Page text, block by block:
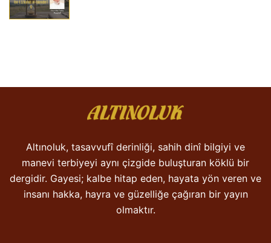
Altınoluk, tasavvufî derinliği, sahih dinî bilgiyi ve
manevi terbiyeyi aynı çizgide buluşturan köklü bir
dergidir. Gayesi; kalbe hitap eden, hayata yön veren ve
insanı hakka, hayra ve güzelliğe çağıran bir yayın
olmaktır.